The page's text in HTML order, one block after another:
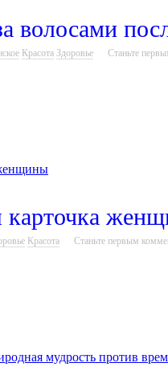
волосами
Красота Здоровье Станьте
карточка
Красота Станьте первым